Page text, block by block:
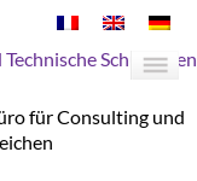
Schulungen
für Consulting und